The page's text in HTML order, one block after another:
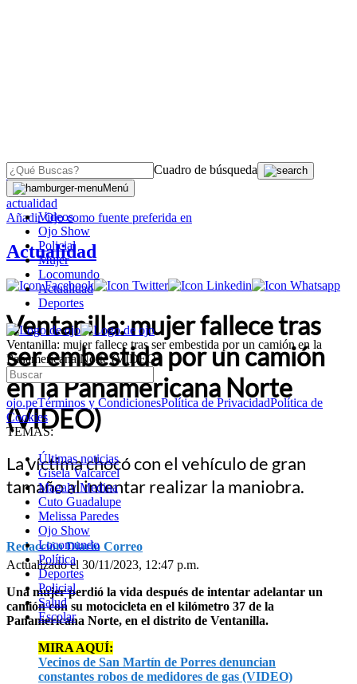
Cuadro de búsqueda
Menú
Videos
Ojo Show
Policial
Mujer
Locomundo
Actualidad
Deportes
Ventanilla: mujer fallece tras ser embestida por un camión en la
Panamericana Norte (VIDEO)
ojo.peTérminos y CondicionesPolítica de PrivacidadPolítica de
Cookies
TEMAS:
Últimas noticias
Gisela Valcarcel
Magaly Medina
Cuto Guadalupe
Melissa Paredes
Ojo Show
Locomundo
Política
Deportes
Policial
Salud
Escolar
OJO
actualidad
AñadirOjocomo fuente preferida en
Actualidad
Ventanilla: mujer fallece tras
ser embestida por un camión
en la Panamericana Norte
(VIDEO)
La víctima chocó con el vehículo de gran
tamaño al intentar realizar la maniobra.
Redacción Diario Correo
Actualizado el 30/11/2023, 12:47 p.m.
Una mujer perdió la vida después de intentar adelantar un
camión con su motocicleta en el kilómetro 37 de la
Panamericana Norte, en el distrito de Ventanilla.
MIRA AQUÍ:
Vecinos de San Martín de Porres denuncian
constantes robos de medidores de gas (VIDEO)